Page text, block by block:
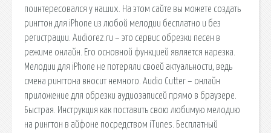
поинтересовался у наших. На этом сайте вы можете создать
рингтон для iPhone из любой мелодии бесплатно и без
регистрации. Audiorez.ru – это сервис обрезки песен в
режиме онлайн. Его основной функцией является нарезка.
Мелодии для iPhone не потеряли своей актуальности, ведь
смена рингтона вносит немного. Audio Cutter – онлайн
приложение для обрезки аудиозаписей прямо в браузере.
Быстрая. Инструкция как поставить свою любимую мелодию
на рингтон в айфоне посредством iTunes. Бесплатный